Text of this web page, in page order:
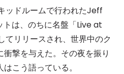
ッドルームで行われたJeff
は、のちに名盤「Live at
リリースされ、世界中のク
撃を与えた。その夜を振り
こう語っている。